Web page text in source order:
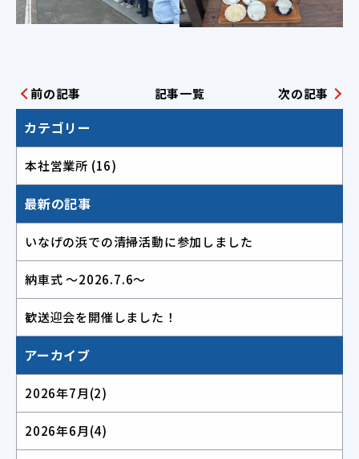
前の記事 記事一覧 次の記事
カテゴリー
本社営業所 (16)
最新の記事
いなげの浜での清掃活動に参加しました
納車式 ～2026.7.6～
歓送迎会を開催しました！
アーカイブ
2026年7月(2)
2026年6月(4)